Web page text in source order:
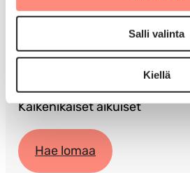
Salli valinta
Kiellä
Kuortane Sport Resort
Kaikenikäiset aikuiset
Hae lomaa